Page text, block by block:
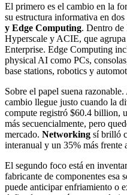
El primero es el cambio en la
su estructura informativa en
y Edge Computing. Dentro de
Hyperscale y ACIE, que
Enterprise. Edge Computing
physical AI como PCs,
base stations, robotics y
Sobre el papel suena
cambio llegue justo cuando la
compute registró $60.4 billion,
más secuencialmente, pero
mercado. Networking sí brilló
interanual y un 35% más frente
El segundo foco está en
fabricante de componentes esa
puede anticipar enfriamiento o